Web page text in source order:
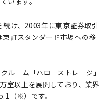
け、2003年に東京証券取引
証スタンダード市場への移
ルーム「ハローストレージ」
室以上を展開しており、業界
（※）です。